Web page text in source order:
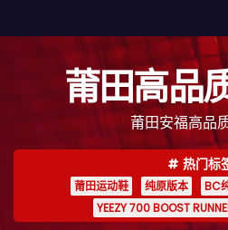
至
莆田高品
莆田安福高品
热门标
莆田运动鞋 纯原版本 BC
YEEZY 700 BOOST